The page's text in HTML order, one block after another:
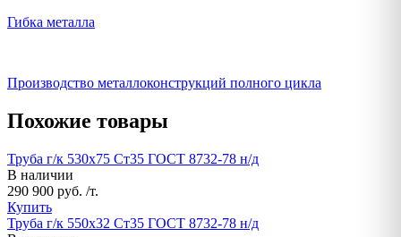
Гибка металла
Производство металлоконструкций полного цикла
Похожие товары
Труба г/к 530х75 Ст35 ГОСТ 8732-78 н/д
В наличии
290 900 руб. /т.
Купить
Труба г/к 550х32 Ст35 ГОСТ 8732-78 н/д